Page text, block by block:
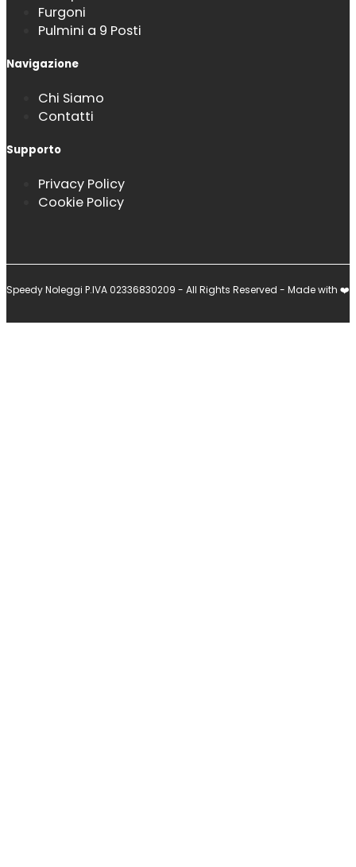
Furgoni
Pulmini a 9 Posti
Navigazione
Chi Siamo
Contatti
Supporto
Privacy Policy
Cookie Policy
Speedy Noleggi P.IVA 02336830209 - All Rights Reserved - Made with ❤️